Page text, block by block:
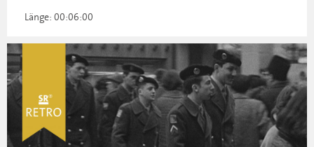
Länge: 00:06:00